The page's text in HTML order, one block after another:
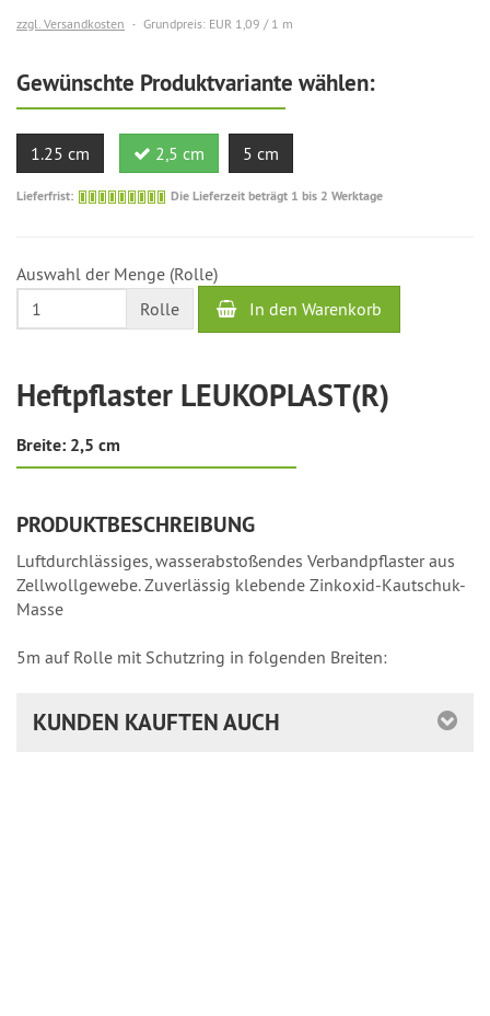
zzgl. Versandkosten
Grundpreis: EUR 1,09 / 1 m
Gewünschte Produktvariante wählen:
1.25 cm 2,5 cm 5 cm
Lieferfrist:
Die
bis
2
Werktage
Die Lieferzeit beträgt 1 bis 2 Werktage
Auswahl der Menge (Rolle)
Rolle
In den Warenkorb
Heftpflaster LEUKOPLAST(R)
Breite: 2,5 cm
PRODUKTBESCHREIBUNG
Luftdurchlässiges, wasserabstoßendes Verbandpflaster aus
Zellwollgewebe. Zuverlässig klebende Zinkoxid-Kautschuk-
Masse
5m auf Rolle mit Schutzring in folgenden Breiten:
KUNDEN KAUFTEN AUCH